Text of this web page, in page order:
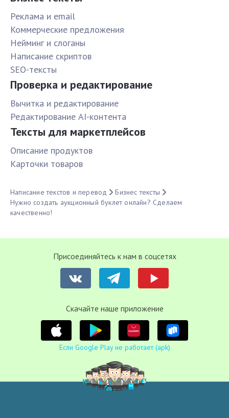
Реклама и email
Коммерческие предложения
Нейминг и слоганы
Написание скриптов
SEO-тексты
Проверка и редактирование
Вычитка и редактирование
Редактирование AI-контента
Тексты для маркетплейсов
Описание продуктов
Карточки товаров
Написание текстов и перевод
Бизнес тексты
Нужно создать аукционный буклет онлайн? Сделаем
качественно!
Присоединяйтесь к нам в соцсетях
Cкачайте наше приложение
Если Google Play не работает (apk)